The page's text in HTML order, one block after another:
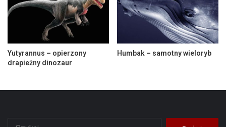
Yutyrannus – opierzony
drapieżny dinozaur
Humbak – samotny wieloryb